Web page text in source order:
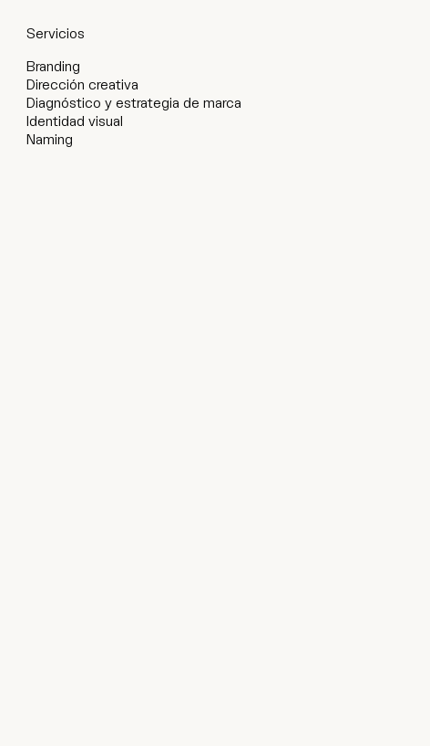
Servicios
Branding
Dirección creativa
Diagnóstico y estrategia de marca
Identidad visual
Naming